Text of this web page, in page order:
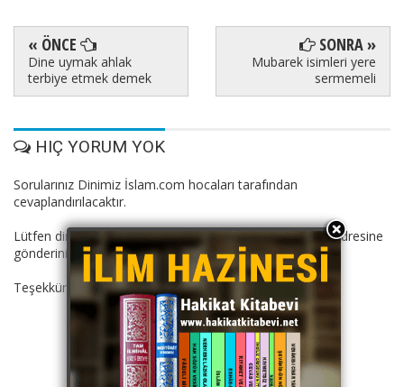
« ÖNCE
Dine uymak ahlak
terbiye etmek demek
SONRA »
Mubarek isimleri yere
sermemeli
HIÇ YORUM YOK
Sorularınız Dinimiz İslam.com hocaları tarafından
cevaplandırılacaktır.
Lütfen dini suallerinizi: dinimizislam11@gmail.com mail adresine
gönderiniz.
Teşekkürler.